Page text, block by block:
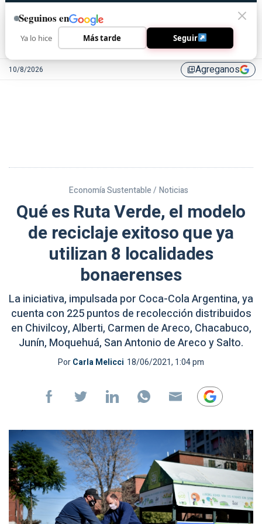
10/8/2026 library_addAgreganos
Economía Sustentable / Noticias
Qué es Ruta Verde, el modelo
de reciclaje exitoso que ya
utilizan 8 localidades
bonaerenses
La iniciativa, impulsada por Coca-Cola Argentina, ya
cuenta con 225 puntos de recolección distribuidos
en Chivilcoy, Alberti, Carmen de Areco, Chacabuco,
Junín, Moquehuá, San Antonio de Areco y Salto.
PorCarla Melicci 18/06/2021, 1:04 pm
Seguinos en
Ya lo hice Más tarde Seguir